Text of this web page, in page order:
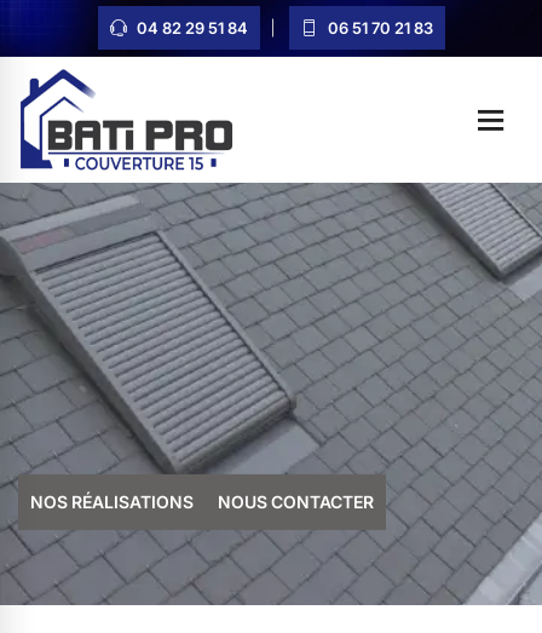
04 82 29 51 84 06 51 70 21 83
NOS RÉALISATIONS NOUS CONTACTER